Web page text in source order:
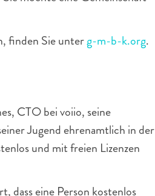
finden Sie unter g-m-b-k.org.
CTO bei voiio, seine
Jugend ehrenamtlich in der
und mit freien Lizenzen
dass eine Person kostenlos